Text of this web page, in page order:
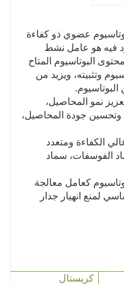
عضوي ذو كفاءة
فيه هو عامل نشط
البوتاسيوم المتاح
وتثبيته، ويزيد من
نمو المحاصيل،
وتحسين جودة المحاصيل،
الكفاءة ومتعدد
الفوسفات، سماد
كعامل معالجة
لمنع انهيار جدار
كريستال